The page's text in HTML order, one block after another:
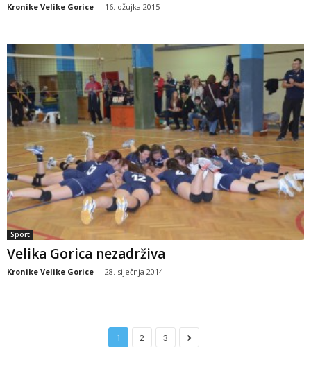
Kronike Velike Gorice - 16. ožujka 2015
Sport
Velika Gorica nezadrživa
Kronike Velike Gorice - 28. siječnja 2014
1 2 3